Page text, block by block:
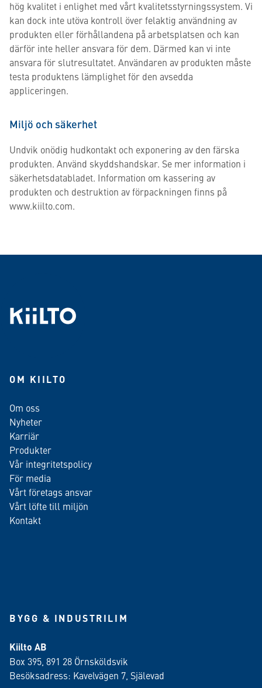
hög kvalitet i enlighet med vårt kvalitetsstyrningssystem. Vi
kan dock inte utöva kontroll över felaktig användning av
produkten eller förhållandena på arbetsplatsen och kan
därför inte heller ansvara för dem. Därmed kan vi inte
ansvara för slutresultatet. Användaren av produkten måste
testa produktens lämplighet för den avsedda
appliceringen.
Miljö och säkerhet
Undvik onödig hudkontakt och exponering av den färska
produkten. Använd skyddshandskar. Se mer information i
säkerhetsdatabladet. Information om kassering av
produkten och destruktion av förpackningen finns på
www.kiilto.com.
OM KIILTO
Om oss
Nyheter
Karriär
Produkter
Vår integritetspolicy
För media
Vårt företags ansvar
Vårt löfte till miljön
Kontakt
BYGG & INDUSTRILIM
Kiilto AB
Box 395, 891 28 Örnsköldsvik
Besöksadress: Kavelvägen 7, Själevad